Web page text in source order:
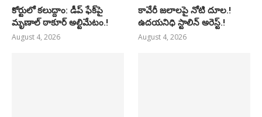
కోర్టులో కలుద్దాం: డీప్ ఫేక్‌పై
మృణాల్ ఠాకూర్ అల్టిమేటం.!
August 4, 2026
కావేరీ జలాలపై నోటి దూల.!
ఉదయనిధి స్టాలిన్ అరెస్ట్.!
August 4, 2026